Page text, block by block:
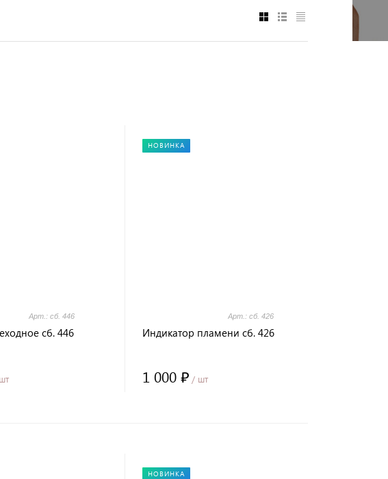
Арт.: сб. 446
сб. 446
НОВИНКА
Арт.: сб. 426
Индикатор пламени сб. 426
1 000 ₽ / шт
НОВИНКА